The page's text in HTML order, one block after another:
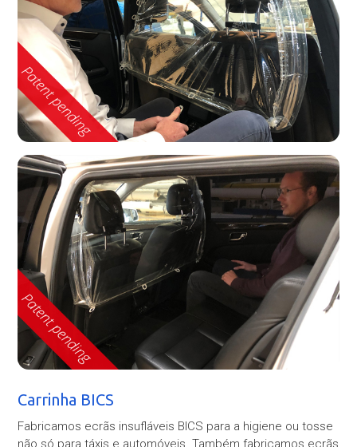
Carrinha BICS
Fabricamos ecrãs insufláveis BICS para a higiene ou tosse
não só para táxis e automóveis. Também fabricamos ecrãs